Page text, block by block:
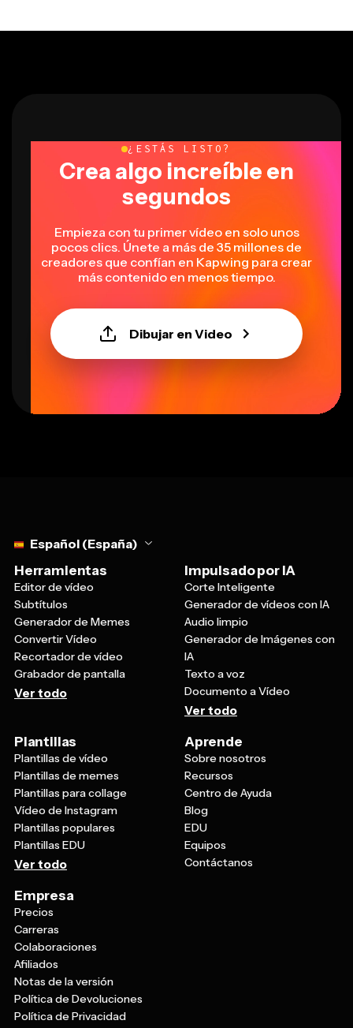
¿ESTÁS LISTO?
Crea algo increíble en
segundos
Empieza con tu primer vídeo en solo unos
pocos clics. Únete a más de 35 millones de
creadores que confían en Kapwing para crear
más contenido en menos tiempo.
Dibujar en Video
Español (España)
Herramientas
Editor de vídeo
Subtítulos
Generador de Memes
Convertir Vídeo
Recortador de vídeo
Grabador de pantalla
Ver todo
Impulsado por IA
Corte Inteligente
Generador de vídeos con IA
Audio limpio
Generador de Imágenes con
IA
Texto a voz
Documento a Vídeo
Ver todo
Plantillas
Plantillas de vídeo
Plantillas de memes
Plantillas para collage
Vídeo de Instagram
Plantillas populares
Plantillas EDU
Ver todo
Aprende
Sobre nosotros
Recursos
Centro de Ayuda
Blog
EDU
Equipos
Contáctanos
Empresa
Precios
Carreras
Colaboraciones
Afiliados
Notas de la versión
Política de Devoluciones
Política de Privacidad